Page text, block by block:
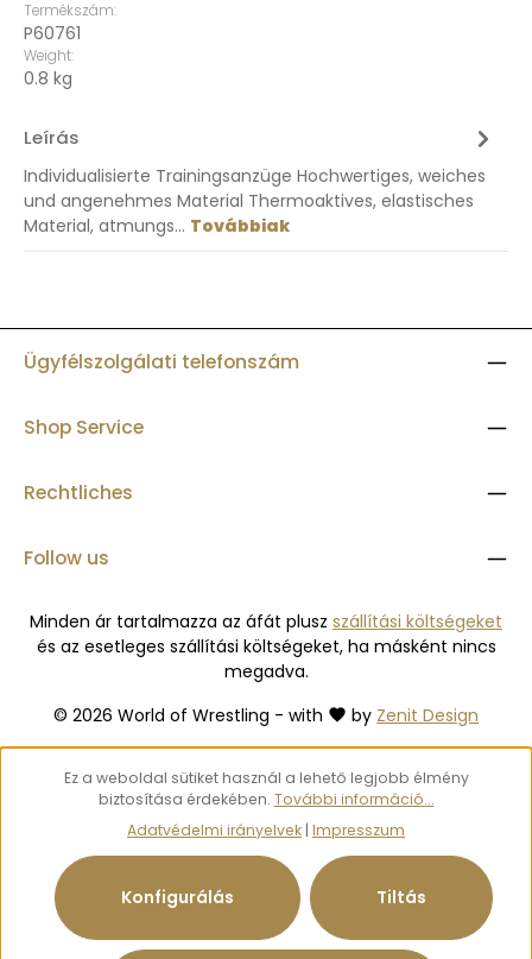
Termékszám:
P60761
Weight:
0.8 kg
Leírás
Individualisierte Trainingsanzüge Hochwertiges, weiches
und angenehmes Material Thermoaktives, elastisches
Material, atmungs… Továbbiak
Ügyfélszolgálati telefonszám
Shop Service
Rechtliches
Follow us
© 2026 World of Wrestling - with by Zenit Design
Minden ár tartalmazza az áfát plusz szállítási költségeket
és az esetleges szállítási költségeket, ha másként nincs
megadva.
Ez a weboldal sütiket használ a lehető legjobb élmény
biztosítása érdekében. További információ...
Adatvédelmi irányelvek | Impresszum
Tiltás
Konfigurálás